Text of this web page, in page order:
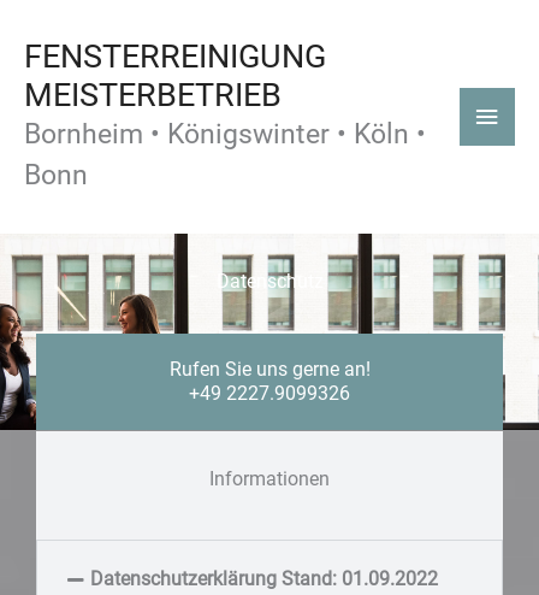
Inhalt
springen
FENSTERREINIGUNG
MEISTERBETRIEB
Bornheim • Königswinter • Köln •
Bonn
Datenschutz
Rufen Sie uns gerne an!
+49 2227.9099326
Informationen
Datenschutzerklärung Stand: 01.09.2022